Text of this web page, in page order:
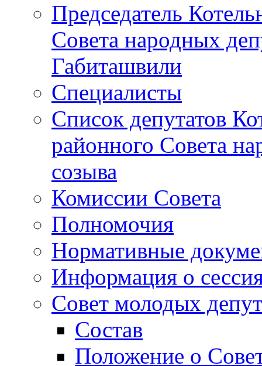
Председатель
Совета народных
Габиташвили
Специалисты
Список депутатов
районного Совета
созыва
Комиссии Совета
Полномочия
Нормативные
Информация о
Совет молодых
Состав
Положение о